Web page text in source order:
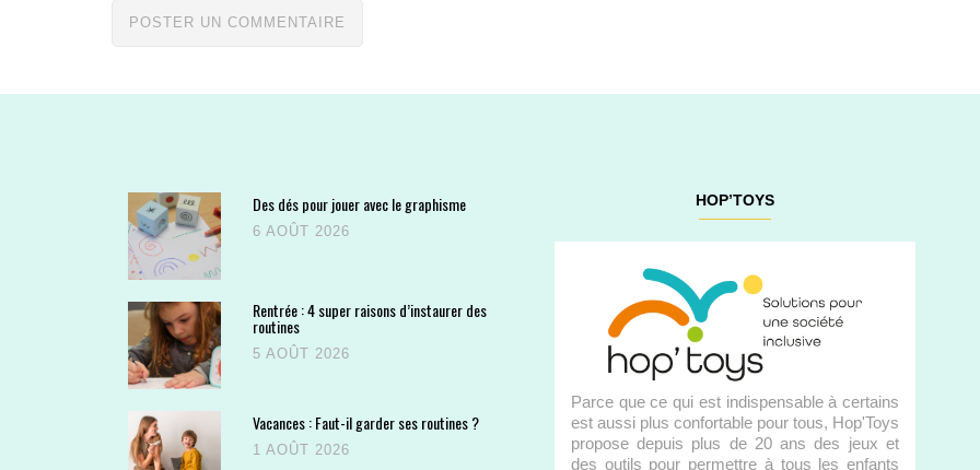
Des dés pour jouer avec le graphisme
6 AOÛT 2026
Rentrée : 4 super raisons d’instaurer des
routines
5 AOÛT 2026
Vacances : Faut-il garder ses routines ?
1 AOÛT 2026
HOP’TOYS
Parce que ce qui est indispensable à certains
est aussi plus confortable pour tous, Hop'Toys
propose depuis plus de 20 ans des jeux et
des outils pour permettre à tous les enfants